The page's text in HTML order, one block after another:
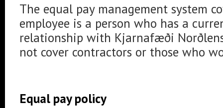
The equal pay management system
employee is a person who has a
relationship with Kjarnafæði
not cover contractors or those who
Equal pay policy